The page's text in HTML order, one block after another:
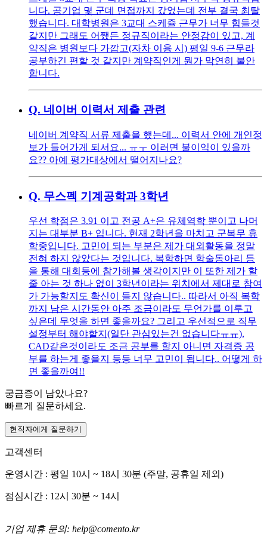
니다. 공기업 몇 군데 면접까지 갔었는데 전부 결국 최탈
했습니다. 대학병원은 3교대 스케쥴 근무가 너무 힘들것
같지만 그래도 어쨌든 정규직이라는 안정감이 있고, 계
약직은 병원보다 가깝고(자차 이용 시) 평일 9-6 근무라
공부하긴 편할 것 같지만 계약직인게 뭔가 막연히 불안
합니다.
Q. 네이버 이력서 제출 관련
네이버 계약직 서류 제출을 했는데... 이력서 안에 개인정
보가 들어가게 되서요... ㅠㅜ 이러면 불이익이 있을까
요?? 아예 평가대상에서 떨어지나요?
Q. 무스펙 기계공학과 3학년
우선 학점은 3.91 이고 전공 A+은 유체역학 뿐이고 나머
지는 대부분 B+ 입니다. 현재 2학년을 마치고 군복무 휴
학중입니다. 고민이 되는 부분은 제가 대외활동을 정말
전혀 하지 않았다는 것입니다. 복학하면 학술동아리 등
을 통해 대회등에 참가해볼 생각이지만 이 또한 제가 할
줄 아는 것 하나 없이 3학년이라는 위치에서 제대로 참여
가 가능할지도 확신이 들지 않습니다.. 따라서 아직 복학
까지 남은 시간동안 아주 조금이라도 무언가를 이루고
싶은데 무엇을 하면 좋을까요? 그리고 우선적으로 직무
설정부터 해야할지(일단 관심있는건 없습니다ㅠㅠ),
CAD같은것이라도 조금 공부를 할지 아니면 자격증 공
부를 하는게 좋을지 등등 너무 고민이 됩니다.. 어떻게 하
면 좋을까여!!
궁금증이 남았나요?
빠르게 질문하세요.
현직자에게 질문하기
고객센터
운영시간 : 평일 10시 ~ 18시 30분 (주말, 공휴일 제외)
점심시간 : 12시 30분 ~ 14시
기업 제휴 문의: help@comento.kr